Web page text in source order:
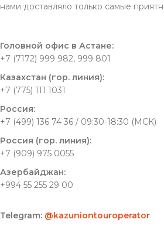
нами доставляло только самые
Головной офис в Астане:
+7 (7172) 999 982, 999 801
Казахстан (гор. линия):
+7 (775) 111 1031
Россия:
+7 (499) 136 74 36 / 09:30-18:30 (МСК)
Россия (гор. линия):
+7 (909) 975 0055
Азербайджан:
+994 55 255 29 00
Telegram: @kazuniontouroperator